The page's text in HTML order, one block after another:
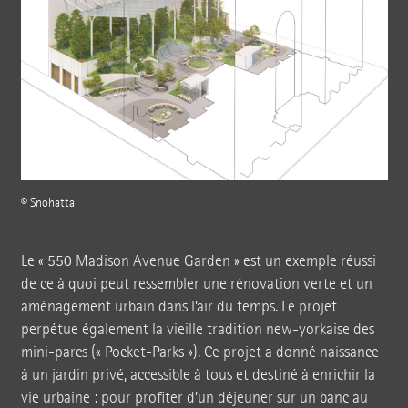
© Snohatta
Le « 550 Madison Avenue Garden » est un exemple réussi
de ce à quoi peut ressembler une rénovation verte et un
aménagement urbain dans l’air du temps. Le projet
perpétue également la vieille tradition new-yorkaise des
mini-parcs (« Pocket-Parks »). Ce projet a donné naissance
à un jardin privé, accessible à tous et destiné à enrichir la
vie urbaine : pour profiter d’un déjeuner sur un banc au